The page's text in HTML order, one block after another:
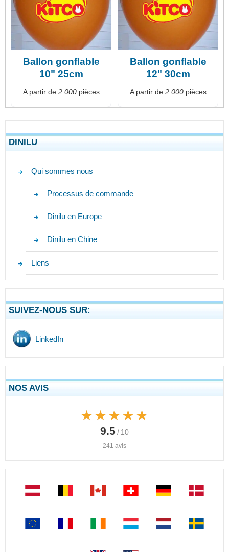
Ballon gonflable
10" 25cm
A partir de 2.000pièces
Ballon gonflable
12" 30cm
A partir de 2.000pièces
DINILU
Qui sommes nous
Processus de commande
Dinilu en Europe
Dinilu en Chine
Liens
SUIVEZ-NOUS SUR:
LinkedIn
NOS AVIS
★★★★★
★★★★★
9.5 / 10
241 avis